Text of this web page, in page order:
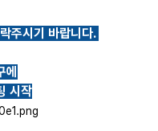
주시기 바랍니다.
에
시작